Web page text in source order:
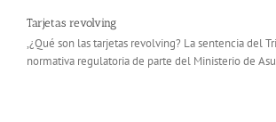
Tarjetas revolving
,¿Qué son las tarjetas revolving? La sentencia del
normativa regulatoria de parte del Ministerio de